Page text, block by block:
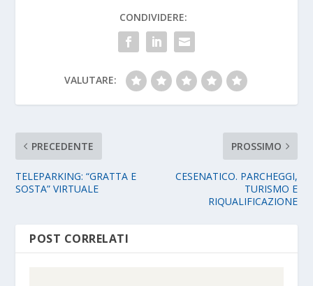
CONDIVIDERE:
VALUTARE:
PRECEDENTE
TELEPARKING: “GRATTA E
SOSTA” VIRTUALE
PROSSIMO
CESENATICO. PARCHEGGI,
TURISMO E
RIQUALIFICAZIONE
POST CORRELATI